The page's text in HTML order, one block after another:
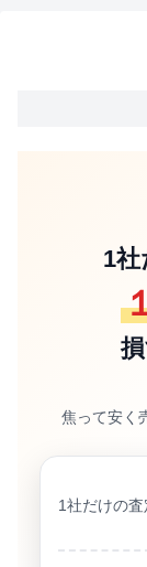
1
焦って安く
1社だけの査